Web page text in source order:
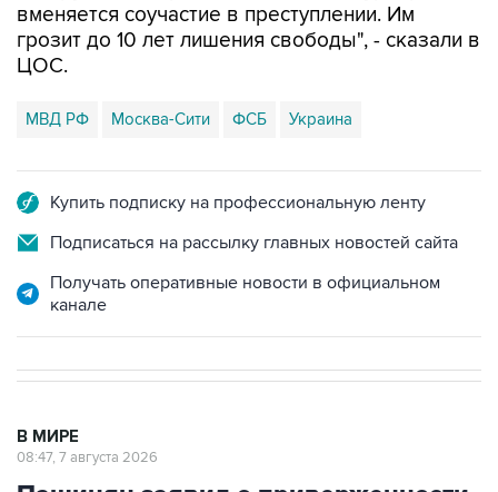
вменяется соучастие в преступлении. Им
грозит до 10 лет лишения свободы", - сказали в
ЦОС.
МВД РФ Москва-Сити ФСБ Украина
Купить подписку на профессиональную ленту
Подписаться на рассылку главных новостей сайта
Получать оперативные новости в официальном
канале
В МИРЕ
08:47, 7 августа 2026